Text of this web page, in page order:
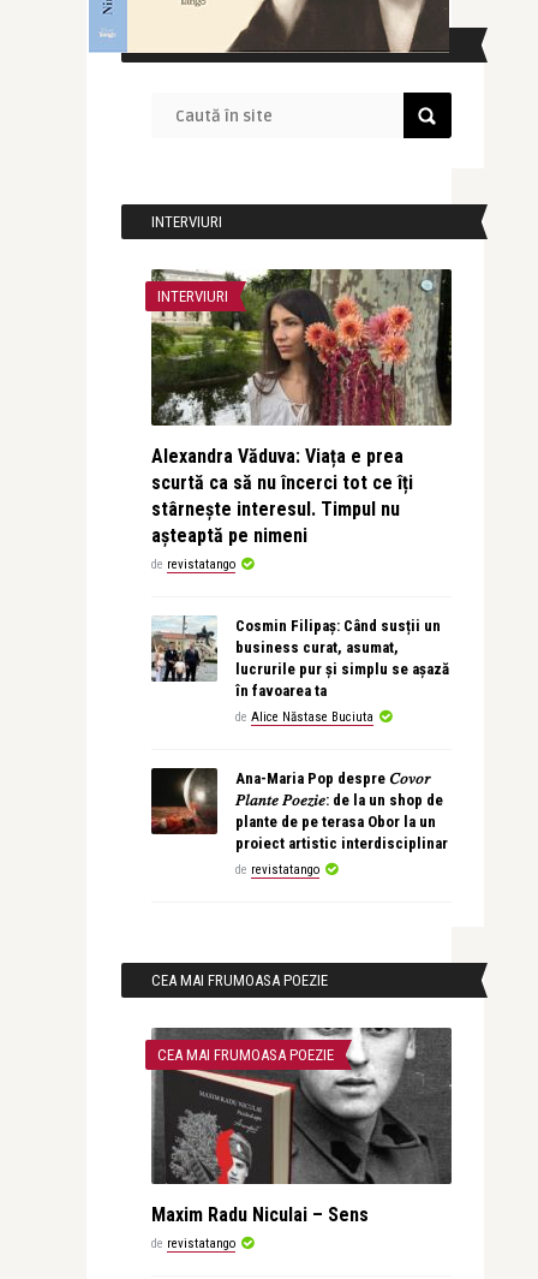
CAUTĂ ÎN SITE
INTERVIURI
INTERVIURI
Alexandra Văduva: Viața e prea
scurtă ca să nu încerci tot ce îți
stârnește interesul. Timpul nu
așteaptă pe nimeni
de revistatango
Cosmin Filipaș: Când susții un
business curat, asumat,
lucrurile pur și simplu se așază
în favoarea ta
de Alice Năstase Buciuta
Ana-Maria Pop despre 𝐶𝑜𝑣𝑜𝑟
𝑃𝑙𝑎𝑛𝑡𝑒 𝑃𝑜𝑒𝑧𝑖𝑒: de la un shop de
plante de pe terasa Obor la un
proiect artistic interdisciplinar
de revistatango
CEA MAI FRUMOASA POEZIE
CEA MAI FRUMOASA POEZIE
Maxim Radu Niculai – Sens
de revistatango